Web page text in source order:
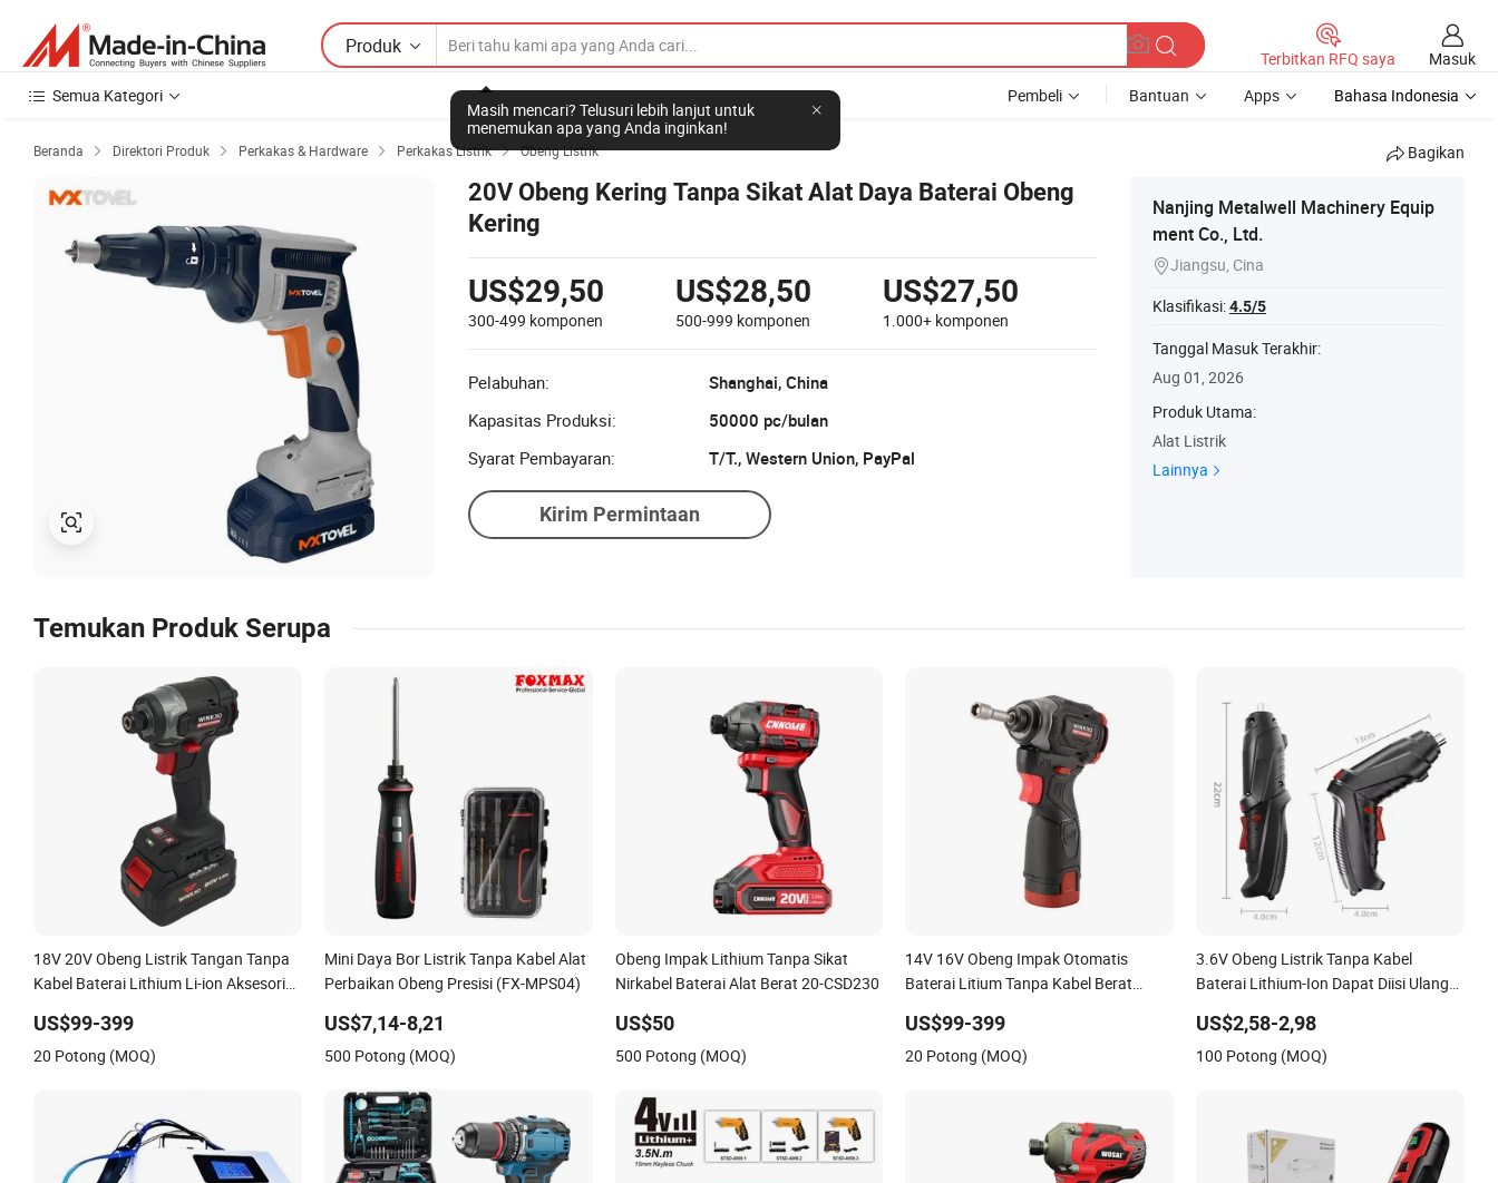
Produk
Masih mencari? Telusuri lebih lanjut untuk
menemukan apa yang Anda inginkan!
Terbitkan RFQ saya
Masuk
Semua Kategori
Pembeli Bantuan Apps Bahasa Indonesia
Beranda  Direktori Produk  Perkakas & Hardware  Perkakas Listrik  Obeng Listrik Bagikan
20V Obeng Kering Tanpa Sikat Alat Daya Baterai Obeng
Kering
US$29,50
300-499 komponen
US$28,50
500-999 komponen
US$27,50
1.000+ komponen
Pelabuhan:
Shanghai, China
Kapasitas Produksi:
50000 pc/bulan
Syarat Pembayaran:
T/T., Western Union, PayPal
Kirim Permintaan
Nanjing Metalwell Machinery Equip
ment Co., Ltd.
Jiangsu, Cina
Klasifikasi:4.5/5
Tanggal Masuk Terakhir:
Aug 01, 2026
Produk Utama:
Alat Listrik
Lainnya
Temukan Produk Serupa
18V 20V Obeng Listrik Tangan Tanpa
Kabel Baterai Lithium Li-ion Aksesoris
US$99-399
20 Potong (MOQ)
Mini Daya Bor Listrik Tanpa Kabel Alat
Perbaikan Obeng Presisi (FX-MPS04)
US$7,14-8,21
500 Potong (MOQ)
Obeng Impak Lithium Tanpa Sikat
Nirkabel Baterai Alat Berat 20-CSD230
US$50
500 Potong (MOQ)
14V 16V Obeng Impak Otomatis
Baterai Litium Tanpa Kabel Berat
Kasus Injeksi Perangkat Keras China
US$99-399
20 Potong (MOQ)
3.6V Obeng Listrik Tanpa Kabel
Baterai Lithium-Ion Dapat Diisi Ulang
US$2,58-2,98
100 Potong (MOQ)